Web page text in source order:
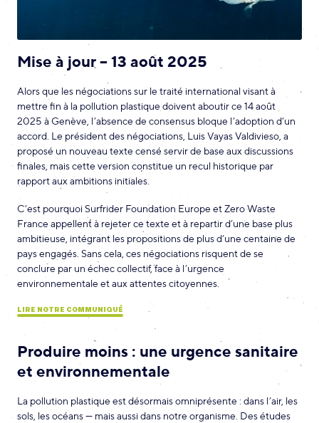
Mise à jour – 13 août 2025
Alors que les négociations sur le traité international visant à
mettre fin à la pollution plastique doivent aboutir ce 14 août
2025 à Genève, l’absence de consensus bloque l’adoption d’un
accord. Le président des négociations, Luis Vayas Valdivieso, a
proposé un nouveau texte censé servir de base aux discussions
finales, mais cette version constitue un recul historique par
rapport aux ambitions initiales.
C’est pourquoi Surfrider Foundation Europe et Zero Waste
France appellent à rejeter ce texte et à repartir d’une base plus
ambitieuse, intégrant les propositions de plus d’une centaine de
pays engagés. Sans cela, ces négociations risquent de se
conclure par un échec collectif, face à l’urgence
environnementale et aux attentes citoyennes.
LIRE NOTRE COMMUNIQUÉ
Produire moins : une urgence sanitaire
et environnementale
La pollution plastique est désormais omniprésente : dans l’air, les
sols, les océans — mais aussi dans notre organisme. Des études